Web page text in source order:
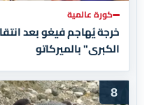
كورة عالمية
خرجة يُهاجم فيغو بعد
الكبرى" بالميركاتو
8